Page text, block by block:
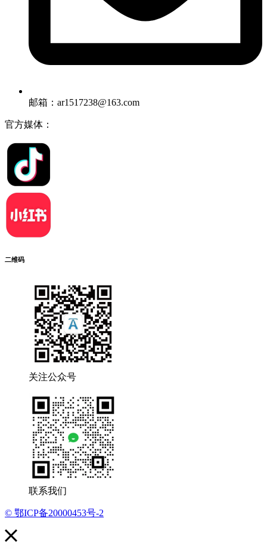
邮箱：ar1517238@163.com
官方媒体：
二维码
关注公众号
联系我们
© 鄂ICP备20000453号-2